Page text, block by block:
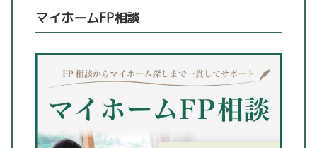
マイホームFP相談